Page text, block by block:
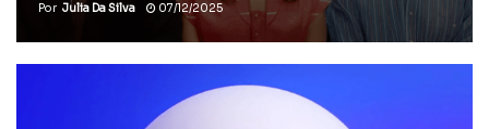
Por Julia Da Silva 07/12/2025